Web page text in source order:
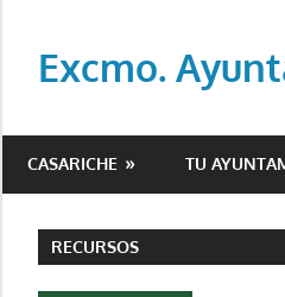
contenido
Excmo.
del
de
Casariche
CASARICHE TU
RECURSOS